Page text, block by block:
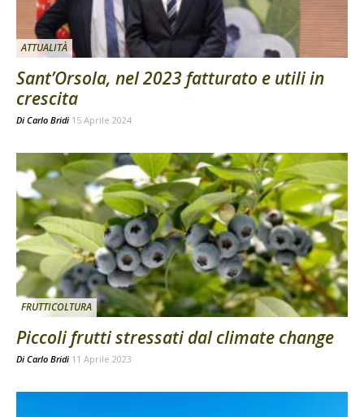
ATTUALITÀ
Sant’Orsola, nel 2023 fatturato e utili in
crescita
Di Carlo Bridi 15 Aprile 2024
FRUTTICOLTURA
Piccoli frutti stressati dal climate change
Di Carlo Bridi 11 Aprile 2023